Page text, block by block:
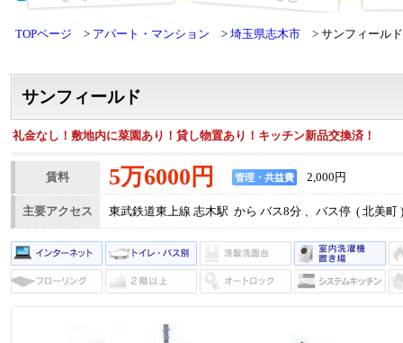
TOPページ アパート・マンション 埼玉県志木市 サンフィールド
サンフィールド
礼金なし！敷地内に菜園あり！貸し物置あり！キッチン新品交換済！
賃料 5万6000円 管理・共益費 2,000円
主要アクセス 東武鉄道東上線 志木駅 から バス8分 、バス停 ( 北美町